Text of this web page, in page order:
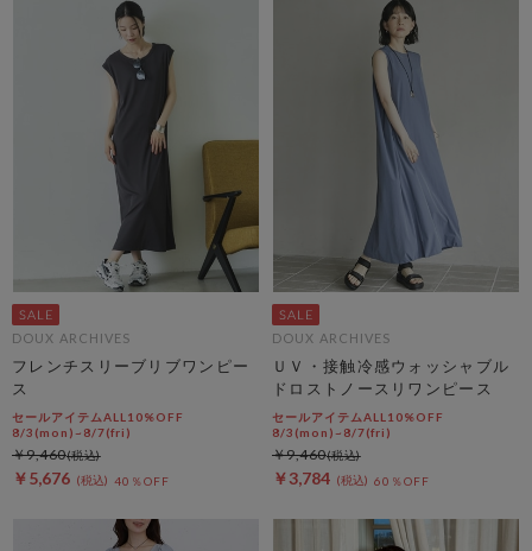
DOUX ARCHIVES
フレンチスリーブリブワンピー
ス
セールアイテムALL10%OFF
8/3(mon)~8/7(fri)
￥5,676 40％OFF
￥9,460
DOUX ARCHIVES
ＵＶ・接触冷感ウォッシャブル
ドロストノースリワンピース
セールアイテムALL10%OFF
8/3(mon)~8/7(fri)
￥3,784 60％OFF
￥9,460